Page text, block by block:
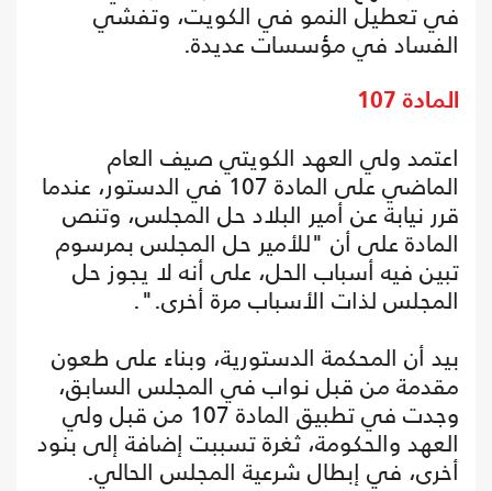
في تعطيل النمو في الكويت، وتفشي
الفساد في مؤسسات عديدة.
المادة 107
اعتمد ولي العهد الكويتي صيف العام
الماضي على المادة 107 في الدستور، عندما
قرر نيابة عن أمير البلاد حل المجلس، وتنص
المادة على أن "للأمير حل المجلس بمرسوم
تبين فيه أسباب الحل، على أنه لا يجوز حل
المجلس لذات الأسباب مرة أخرى.".
بيد أن المحكمة الدستورية، وبناء على طعون
مقدمة من قبل نواب في المجلس السابق،
وجدت في تطبيق المادة 107 من قبل ولي
العهد والحكومة، ثغرة تسببت إضافة إلى بنود
أخرى، في إبطال شرعية المجلس الحالي.